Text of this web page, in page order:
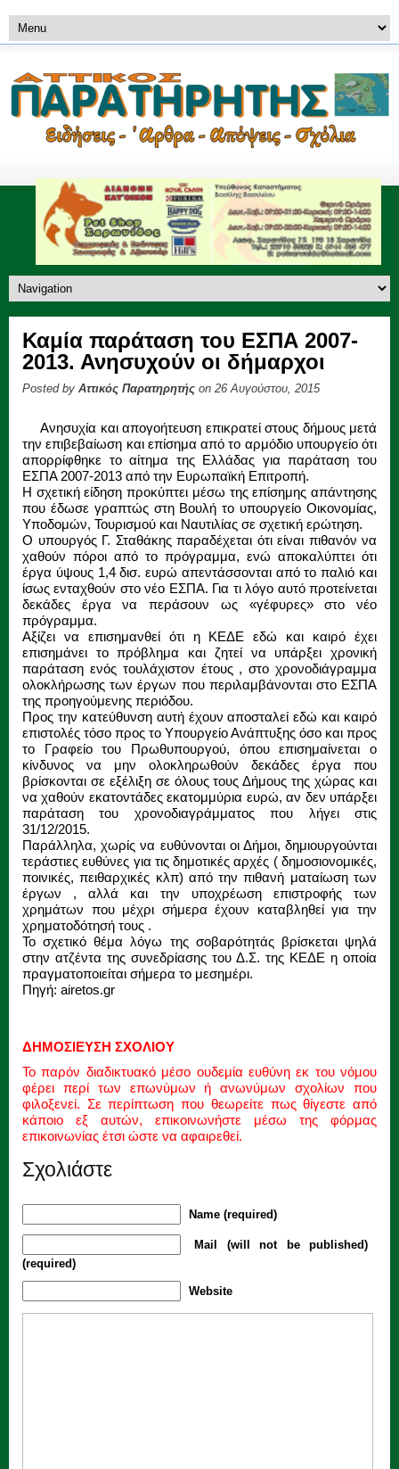
Καμία παράταση του ΕΣΠΑ 2007-
2013. Ανησυχούν οι δήμαρχοι
Posted by Αττικός Παρατηρητής on 26 Αυγούστου, 2015
Ανησυχία και απογοήτευση επικρατεί στους δήμους μετά
την επιβεβαίωση και επίσημα από το αρμόδιο υπουργείο ότι
απορρίφθηκε το αίτημα της Ελλάδας για παράταση του
ΕΣΠΑ 2007-2013 από την Ευρωπαϊκή Επιτροπή.
Η σχετική είδηση προκύπτει μέσω της επίσημης απάντησης
που έδωσε γραπτώς στη Βουλή το υπουργείο Οικονομίας,
Υποδομών, Τουρισμού και Ναυτιλίας σε σχετική ερώτηση.
Ο υπουργός Γ. Σταθάκης παραδέχεται ότι είναι πιθανόν να
χαθούν πόροι από το πρόγραμμα, ενώ αποκαλύπτει ότι
έργα ύψους 1,4 δισ. ευρώ απεντάσσονται από το παλιό και
ίσως ενταχθούν στο νέο ΕΣΠΑ. Για τι λόγο αυτό προτείνεται
δεκάδες έργα να περάσουν ως «γέφυρες» στο νέο
πρόγραμμα.
Αξίζει να επισημανθεί ότι η ΚΕΔΕ εδώ και καιρό έχει
επισημάνει το πρόβλημα και ζητεί να υπάρξει χρονική
παράταση ενός τουλάχιστον έτους , στο χρονοδιάγραμμα
ολοκλήρωσης των έργων που περιλαμβάνονται στο ΕΣΠΑ
της προηγούμενης περιόδου.
Προς την κατεύθυνση αυτή έχουν αποσταλεί εδώ και καιρό
επιστολές τόσο προς το Υπουργείο Ανάπτυξης όσο και προς
το Γραφείο του Πρωθυπουργού, όπου επισημαίνεται ο
κίνδυνος να μην ολοκληρωθούν δεκάδες έργα που
βρίσκονται σε εξέλιξη σε όλους τους Δήμους της χώρας και
να χαθούν εκατοντάδες εκατομμύρια ευρώ, αν δεν υπάρξει
παράταση του χρονοδιαγράμματος που λήγει στις
31/12/2015.
Παράλληλα, χωρίς να ευθύνονται οι Δήμοι, δημιουργούνται
τεράστιες ευθύνες για τις δημοτικές αρχές ( δημοσιονομικές,
ποινικές, πειθαρχικές κλπ) από την πιθανή ματαίωση των
έργων , αλλά και την υποχρέωση επιστροφής των
χρημάτων που μέχρι σήμερα έχουν καταβληθεί για την
χρηματοδότησή τους .
Το σχετικό θέμα λόγω της σοβαρότητάς βρίσκεται ψηλά
στην ατζέντα της συνεδρίασης του Δ.Σ. της ΚΕΔΕ η οποία
πραγματοποιείται σήμερα το μεσημέρι.
Πηγή: airetos.gr
ΔΗΜΟΣΙΕΥΣΗ ΣΧΟΛΙΟΥ
Το παρόν διαδικτυακό μέσο ουδεμία ευθύνη εκ του νόμου
φέρει περί των επωνύμων ή ανωνύμων σχολίων που
φιλοξενεί. Σε περίπτωση που θεωρείτε πως θίγεστε από
κάποιο εξ αυτών, επικοινωνήστε μέσω της φόρμας
επικοινωνίας έτσι ώστε να αφαιρεθεί.
Σχολιάστε
Name (required)
Mail (will not be published)
(required)
Website